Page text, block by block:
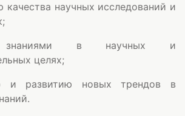
научных исследований и
знаниями в научных и
целях;
и развитию новых трендов в